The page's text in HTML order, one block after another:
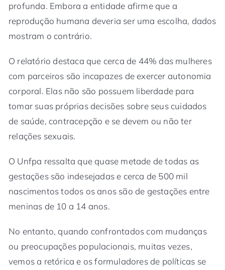
profunda. Embora a entidade afirme que a
reprodução humana deveria ser uma escolha, dados
mostram o contrário.
O relatório destaca que cerca de 44% das mulheres
com parceiros são incapazes de exercer autonomia
corporal. Elas não são possuem liberdade para
tomar suas próprias decisões sobre seus cuidados
de saúde, contracepção e se devem ou não ter
relações sexuais.
O Unfpa ressalta que quase metade de todas as
gestações são indesejadas e cerca de 500 mil
nascimentos todos os anos são de gestações entre
meninas de 10 a 14 anos.
No entanto, quando confrontados com mudanças
ou preocupações populacionais, muitas vezes,
vemos a retórica e os formuladores de políticas se